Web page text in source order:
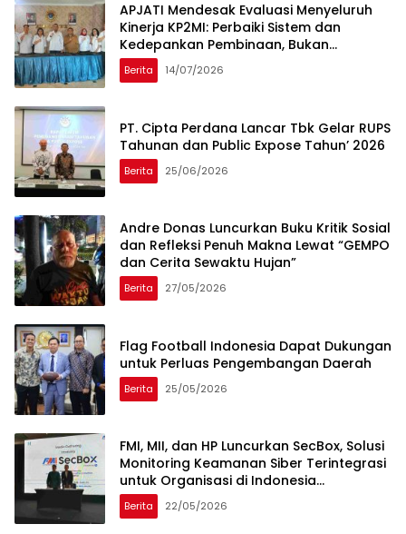
APJATI Mendesak Evaluasi Menyeluruh
Kinerja KP2MI: Perbaiki Sistem dan
Kedepankan Pembinaan, Bukan
Penutupan Perusahaan
Berita 14/07/2026
PT. Cipta Perdana Lancar Tbk Gelar RUPS
Tahunan dan Public Expose Tahun’ 2026
Berita 25/06/2026
Andre Donas Luncurkan Buku Kritik Sosial
dan Refleksi Penuh Makna Lewat “GEMPO
dan Cerita Sewaktu Hujan”
Berita 27/05/2026
Flag Football Indonesia Dapat Dukungan
untuk Perluas Pengembangan Daerah
Berita 25/05/2026
FMI, MII, dan HP Luncurkan SecBox, Solusi
Monitoring Keamanan Siber Terintegrasi
untuk Organisasi di Indonesia
Memperkuat visibilitas, monitoring, dan
respons ancaman Siber secara terpusat
Berita 22/05/2026